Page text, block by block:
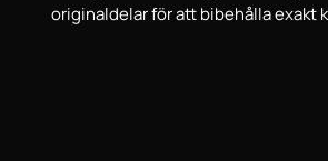
originaldelar för att bibehålla exakt